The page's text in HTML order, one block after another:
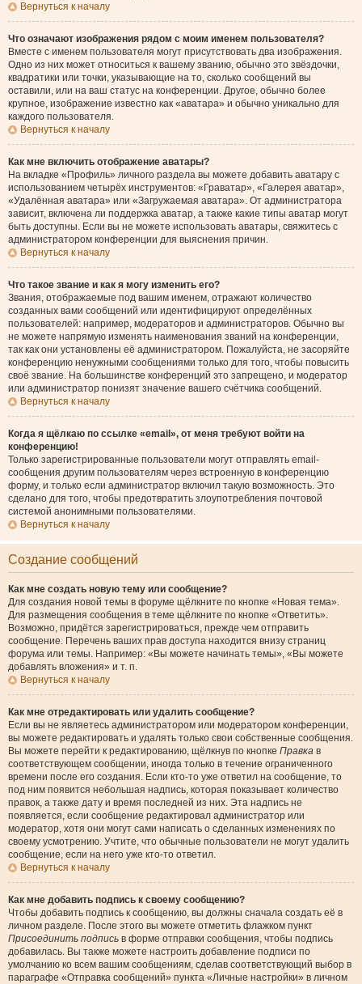
Вернуться к началу
Что означают изображения рядом с моим именем пользователя?
Вместе с именем пользователя могут присутствовать два изображения.
Одно из них может относиться к вашему званию, обычно это звёздочки,
квадратики или точки, указывающие на то, сколько сообщений вы
оставили, или на ваш статус на конференции. Другое, обычно более
крупное, изображение известно как «аватара» и обычно уникально для
каждого пользователя.
Вернуться к началу
Как мне включить отображение аватары?
На вкладке «Профиль» личного раздела вы можете добавить аватару с
использованием четырёх инструментов: «Граватар», «Галерея аватар»,
«Удалённая аватара» или «Загружаемая аватара». От администратора
зависит, включена ли поддержка аватар, а также какие типы аватар могут
быть доступны. Если вы не можете использовать аватары, свяжитесь с
администратором конференции для выяснения причин.
Вернуться к началу
Что такое звание и как я могу изменить его?
Звания, отображаемые под вашим именем, отражают количество
созданных вами сообщений или идентифицируют определённых
пользователей: например, модераторов и администраторов. Обычно вы
не можете напрямую изменять наименования званий на конференции,
так как они установлены её администратором. Пожалуйста, не засоряйте
конференцию ненужными сообщениями только для того, чтобы повысить
своё звание. На большинстве конференций это запрещено, и модератор
или администратор понизят значение вашего счётчика сообщений.
Вернуться к началу
Когда я щёлкаю по ссылке «email», от меня требуют войти на
конференцию!
Только зарегистрированные пользователи могут отправлять email-
сообщения другим пользователям через встроенную в конференцию
форму, и только если администратор включил такую возможность. Это
сделано для того, чтобы предотвратить злоупотребления почтовой
системой анонимными пользователями.
Вернуться к началу
Создание сообщений
Как мне создать новую тему или сообщение?
Для создания новой темы в форуме щёлкните по кнопке «Новая тема».
Для размещения сообщения в теме щёлкните по кнопке «Ответить».
Возможно, придётся зарегистрироваться, прежде чем отправить
сообщение. Перечень ваших прав доступа находится внизу страниц
форума или темы. Например: «Вы можете начинать темы», «Вы можете
добавлять вложения» и т. п.
Вернуться к началу
Как мне отредактировать или удалить сообщение?
Если вы не являетесь администратором или модератором конференции,
вы можете редактировать и удалять только свои собственные сообщения.
Вы можете перейти к редактированию, щёлкнув по кнопке Правка в
соответствующем сообщении, иногда только в течение ограниченного
времени после его создания. Если кто-то уже ответил на сообщение, то
под ним появится небольшая надпись, которая показывает количество
правок, а также дату и время последней из них. Эта надпись не
появляется, если сообщение редактировал администратор или
модератор, хотя они могут сами написать о сделанных изменениях по
своему усмотрению. Учтите, что обычные пользователи не могут удалить
сообщение, если на него уже кто-то ответил.
Вернуться к началу
Как мне добавить подпись к своему сообщению?
Чтобы добавить подпись к сообщению, вы должны сначала создать её в
личном разделе. После этого вы можете отметить флажком пункт
Присоединить подпись в форме отправки сообщения, чтобы подпись
добавилась. Вы также можете настроить добавление подписи по
умолчанию ко всем вашим сообщениям, сделав соответствующий выбор в
параграфе «Отправка сообщений» пункта «Личные настройки» в личном